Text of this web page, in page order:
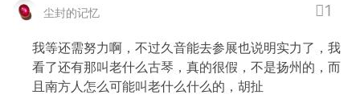
尘封的记忆 1
我等还需努力啊，不过久音能去参展也说明实力了，我
看了还有那叫老什么古琴，真的很假，不是扬州的，而
且南方人怎么可能叫老什么什么的，胡扯